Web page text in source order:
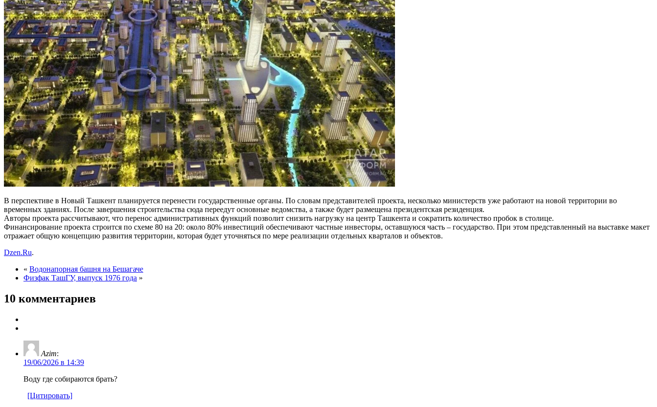
В перспективе в Новый Ташкент планируется перенести государственные органы. По словам представителей проекта, несколько министерств уже работают на новой территории во
временных зданиях. После завершения строительства сюда переедут основные ведомства, а также будет размещена президентская резиденция.
Авторы проекта рассчитывают, что перенос административных функций позволит снизить нагрузку на центр Ташкента и сократить количество пробок в столице.
Финансирование проекта строится по схеме 80 на 20: около 80% инвестиций обеспечивают частные инвесторы, оставшуюся часть – государство. При этом представленный на выставке макет
отражает общую концепцию развития территории, которая будет уточняться по мере реализации отдельных кварталов и объектов.
Dzen.Ru.
« Водонапорная башня на Бешагаче
Физфак ТашГУ, выпуск 1976 года »
10 комментариев
Azim:
19/06/2026 в 14:39
Воду где собираются брать?
[Цитировать]